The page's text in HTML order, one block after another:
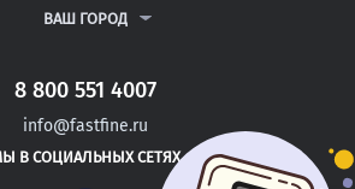
КОНФИДЕНЦИАЛЬНОСТИ
КОНТАКТЫ
ВАШ ГОРОД
САНКТ-ПЕТЕРБУРГ
СЛОБОДСКОЙ
ЮГОРСК
8 800 551 4007
info@fastfine.ru
В СОЦИАЛЬНЫХ СЕТЯХ